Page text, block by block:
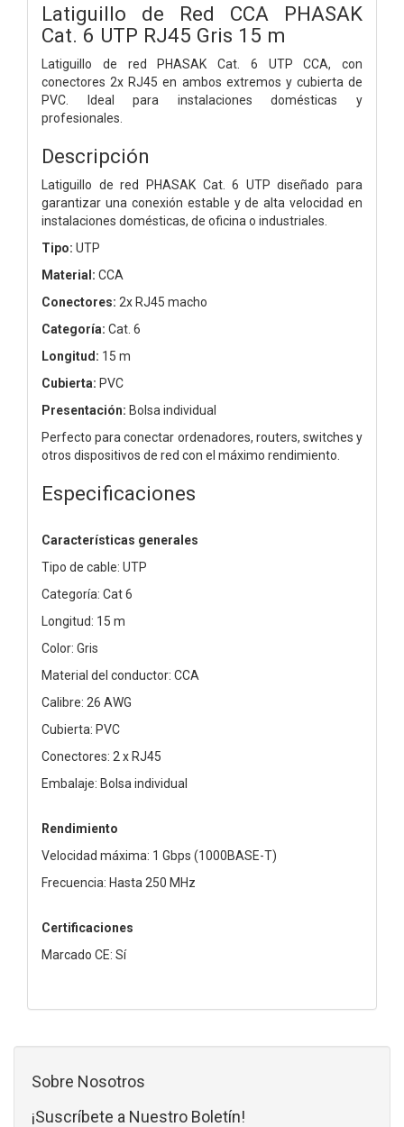
Latiguillo de Red CCA PHASAK
Cat. 6 UTP RJ45 Gris 15 m
Latiguillo de red PHASAK Cat. 6 UTP CCA, con
conectores 2x RJ45 en ambos extremos y cubierta de
PVC. Ideal para instalaciones domésticas y
profesionales.
Descripción
Latiguillo de red PHASAK Cat. 6 UTP diseñado para
garantizar una conexión estable y de alta velocidad en
instalaciones domésticas, de oficina o industriales.
Tipo: UTP
Material: CCA
Conectores: 2x RJ45 macho
Categoría: Cat. 6
Longitud: 15 m
Cubierta: PVC
Presentación: Bolsa individual
Perfecto para conectar ordenadores, routers, switches y
otros dispositivos de red con el máximo rendimiento.
Especificaciones
Características generales
Tipo de cable: UTP
Categoría: Cat 6
Longitud: 15 m
Color: Gris
Material del conductor: CCA
Calibre: 26 AWG
Cubierta: PVC
Conectores: 2 x RJ45
Embalaje: Bolsa individual
Rendimiento
Velocidad máxima: 1 Gbps (1000BASE-T)
Frecuencia: Hasta 250 MHz
Certificaciones
Marcado CE: Sí
Sobre Nosotros
¡Suscríbete a Nuestro Boletín!